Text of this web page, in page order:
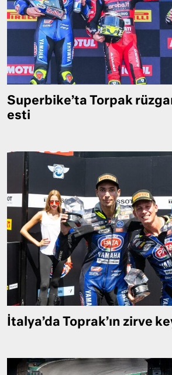
Superbike’ta Torpak
esti
İtalya’da Toprak’ın zirve